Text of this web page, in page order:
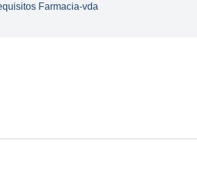
Farmacia-vda